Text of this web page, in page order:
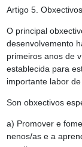
Artigo 5.
O principal
desenvolvemento
primeiros anos de
establecida para
importante labor
Son obxectivos
a) Promover e
nenos/as e a